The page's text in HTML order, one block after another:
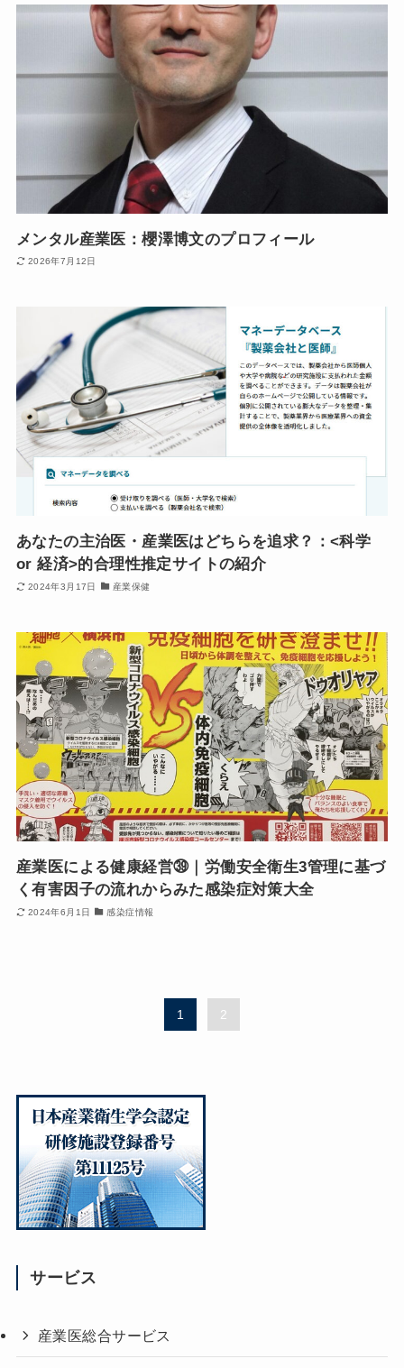
メンタル産業医：櫻澤博文のプロフィール
2026年7月12日
あなたの主治医・産業医はどちらを追求？：<科学
or 経済>的合理性推定サイトの紹介
2024年3月17日 産業保健
産業医による健康経営㊴｜労働安全衛生3管理に基づ
く有害因子の流れからみた感染症対策大全
2024年6月1日 感染症情報
1 2
サービス
産業医総合サービス